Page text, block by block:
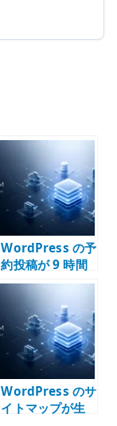
WordPress の予
約投稿が 9 時間
ずれる原因 –
Docker /
Kubernetes 環
境のタイムゾー
ンを確認する
WordPress のサ
イトマップが生